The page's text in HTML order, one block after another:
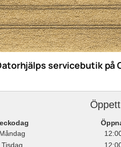
servicebutik på
Tisdag